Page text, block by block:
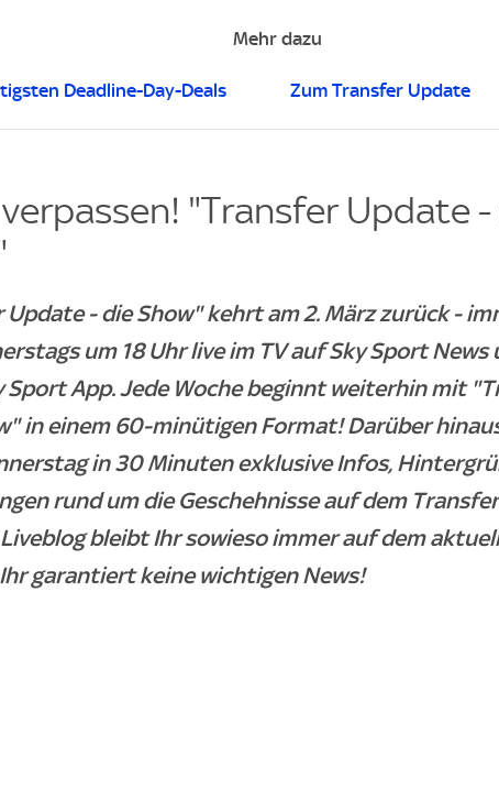
Mehr dazu
Deadline-Day-Deals Zum Transfer Update
"Transfer Update
Update - die Show" kehrt am 2. März zurück -
um 18 Uhr live im TV auf Sky Sport News
Sport App. Jede Woche beginnt weiterhin mit
in einem 60-minütigen Format! Darüber
in 30 Minuten exklusive Infos,
rund um die Geschehnisse auf dem
bleibt Ihr sowieso immer auf dem
garantiert keine wichtigen News!